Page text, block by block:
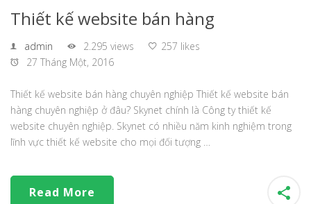
Thiết kế website bán hàng
admin 2.295 views
257 likes
27 Tháng Một, 2016
Thiết kế website bán hàng chuyên nghiệp Thiết kế website bán
hàng chuyên nghiệp ở đâu? Skynet chính là Công ty thiết kế
website chuyên nghiệp. Skynet có nhiều năm kinh nghiệm trong
lĩnh vực thiết kế website cho mọi đối tượng …
Read More